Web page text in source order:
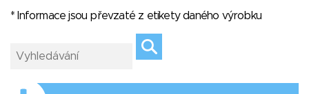
* Informace jsou převzaté z etikety daného výrobku